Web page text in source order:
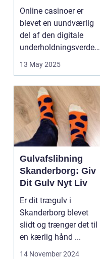
ustri
Online casinoer er
blevet en uundværlig
del af den digitale
underholdningsverden.
Med den stad...
13 May 2025
Gulvafslibning
Skanderborg: Giv
Dit Gulv Nyt Liv
Er dit trægulv i
Skanderborg blevet
slidt og trænger det til
en kærlig hånd ...
14 November 2024